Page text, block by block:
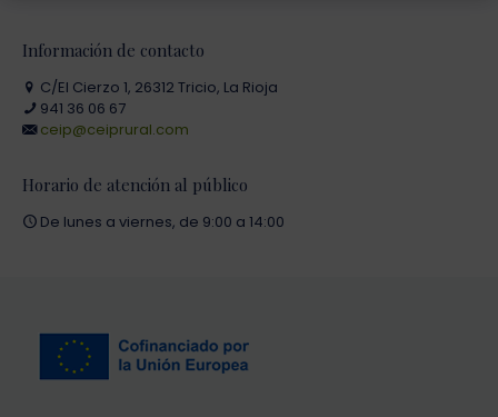
Información de contacto
C/El Cierzo 1, 26312 Tricio, La Rioja
941 36 06 67
ceip@ceiprural.com
Horario de atención al público
De lunes a viernes, de 9:00 a 14:00